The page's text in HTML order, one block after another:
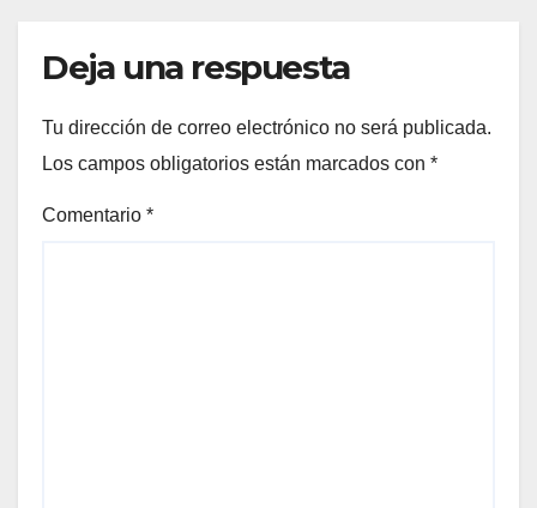
Deja una respuesta
Tu dirección de correo electrónico no será publicada.
Los campos obligatorios están marcados con *
Comentario *